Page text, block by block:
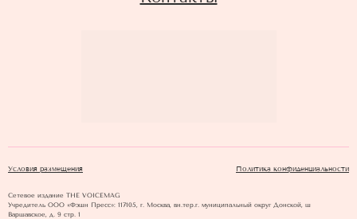
Условия размещения Политика конфиденциальности
Сетевое издание THE VOICEMAG
Учредитель ООО «Фэшн Пресс»: 117105, г. Москва, вн.тер.г. муниципальный округ Донской, ш
Варшавское, д. 9 стр. 1